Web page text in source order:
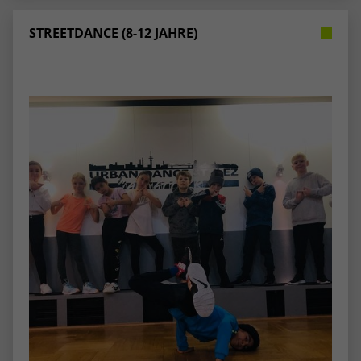
STREETDANCE (8-12 JAHRE)
Anbieter Google Analytics
Zweck
Dieser Cookie identifiziert die Besucher
nach Alter, Geschlecht oder Interessen
und nutzt dazu den DoubleClick des
Google Tag Manager, um die gezielte
Anzeigenplatzierung zu vereinfachen.